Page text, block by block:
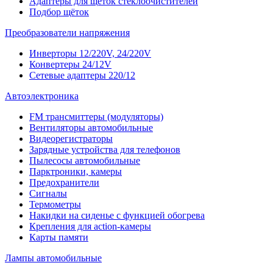
Подбор щёток
Преобразователи напряжения
Инверторы 12/220V, 24/220V
Конвертеры 24/12V
Сетевые адаптеры 220/12
Автоэлектроника
FM трансмиттеры (модуляторы)
Вентиляторы автомобильные
Видеорегистраторы
Зарядные устройства для телефонов
Пылесосы автомобильные
Парктроники, камеры
Предохранители
Сигналы
Термометры
Накидки на сиденье с функцией обогрева
Крепления для action-камеры
Карты памяти
Лампы автомобильные